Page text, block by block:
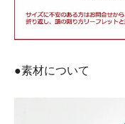
●素材について